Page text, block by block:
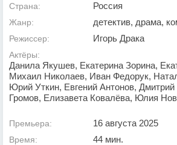
Страна: Россия
Жанр: детектив, драма,
Режиссер: Игорь Драка
Актёры:
Данила Якушев, Екатерина Зорина,
Михаил Николаев, Иван Федорук,
Юрий Уткин, Евгений Антонов,
Громов, Елизавета Ковалёва, Юлия
Премьера: 16 августа 2025
Время: 44 мин.